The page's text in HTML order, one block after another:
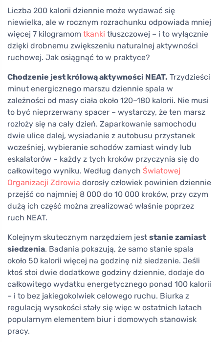
Liczba 200 kalorii dziennie może wydawać się
niewielka, ale w rocznym rozrachunku odpowiada mniej
więcej 7 kilogramom tkanki tłuszczowej – i to wyłącznie
dzięki drobnemu zwiększeniu naturalnej aktywności
ruchowej. Jak osiągnąć to w praktyce?
Chodzenie jest królową aktywności NEAT. Trzydzieści
minut energicznego marszu dziennie spala w
zależności od masy ciała około 120–180 kalorii. Nie musi
to być nieprzerwany spacer – wystarczy, że ten marsz
rozłoży się na cały dzień. Zaparkowanie samochodu
dwie ulice dalej, wysiadanie z autobusu przystanek
wcześniej, wybieranie schodów zamiast windy lub
eskalatorów – każdy z tych kroków przyczynia się do
całkowitego wyniku. Według danych Światowej
Organizacji Zdrowia dorosły człowiek powinien dziennie
przejść co najmniej 8 000 do 10 000 kroków, przy czym
dużą ich część można zrealizować właśnie poprzez
ruch NEAT.
Kolejnym skutecznym narzędziem jest stanie zamiast
siedzenia. Badania pokazują, że samo stanie spala
około 50 kalorii więcej na godzinę niż siedzenie. Jeśli
ktoś stoi dwie dodatkowe godziny dziennie, dodaje do
całkowitego wydatku energetycznego ponad 100 kalorii
– i to bez jakiegokolwiek celowego ruchu. Biurka z
regulacją wysokości stały się więc w ostatnich latach
popularnym elementem biur i domowych stanowisk
pracy.